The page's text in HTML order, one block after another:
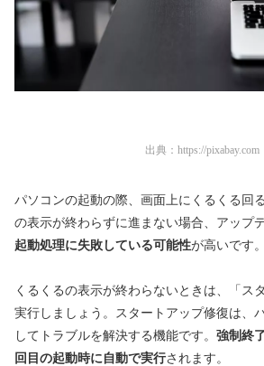
出典： https://pixabay.com
パソコンの起動の際、画面上にくるくる回
の表示が終わらずに進まない場合、アップ
起動処理に失敗している可能性が高いです。
くるくるの表示が終わらないときは、「ス
実行しましょう。スタートアップ修復は、
してトラブルを解決する機能です。 強制終
回目の起動時に自動で実行されます。